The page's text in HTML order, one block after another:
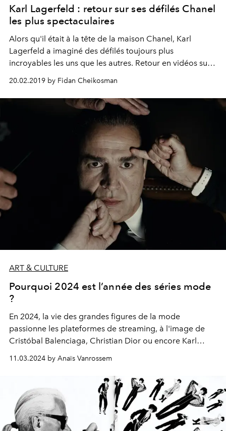
Karl Lagerfeld : retour sur ses défilés Chanel
les plus spectaculaires
Alors qu'il était à la tête de la maison Chanel, Karl
Lagerfeld a imaginé des défilés toujours plus
incroyables les uns que les autres. Retour en vidéos sur
ses shows époustouflants.
20.02.2019 by Fidan Cheikosman
ART & CULTURE
Pourquoi 2024 est l’année des séries mode
?
En 2024, la vie des grandes figures de la mode
passionne les plateformes de streaming, à l'image de
Cristóbal Balenciaga, Christian Dior ou encore Karl
Lagerfeld, qui ont tous droit à leur propre série.
11.03.2024 by Anaïs Vanrossem